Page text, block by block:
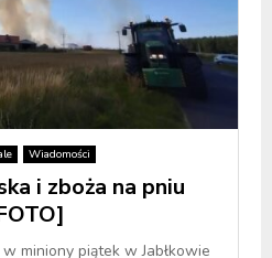
Wiadomości
i zboża na pniu
miniony piątek w Jabłkowie